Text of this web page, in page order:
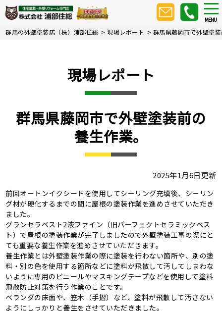
Skip
to
content
MENU
群馬の外壁塗装店（株）浦部住総 >現場レポート > 群馬県藤岡市で外壁塗
現場レポート
群馬県藤岡市で外壁塗装前の
養生作業。
2025年1月6日更新
前回オートンイクシードを使用してシーリング充填後、シーリン
グ材が硬化するまでの間に屋根の塗装作業を進めさせていただき
ました。
グランセラベスト2液ファイン（旧パーフェクトセラミックベス
ト）で屋根の塗装作業が完了しましたので外壁塗装工事の際にと
ても重要な養生作業を進めさせていただきます。
養生作業とは外壁塗装作業の際に塗装を行わない箇所や、別の塗
料・別の色を使用する箇所などに塗料が飛散して汚してしまわな
いように専用のビニールやマスキングテープなどを使用して塗料
飛散防止対策を行う作業のことです。
ベランダの床面や、笠木（手摺）など、塗料が飛散して汚さない
ようにしっかりと養生をさせていただきました。